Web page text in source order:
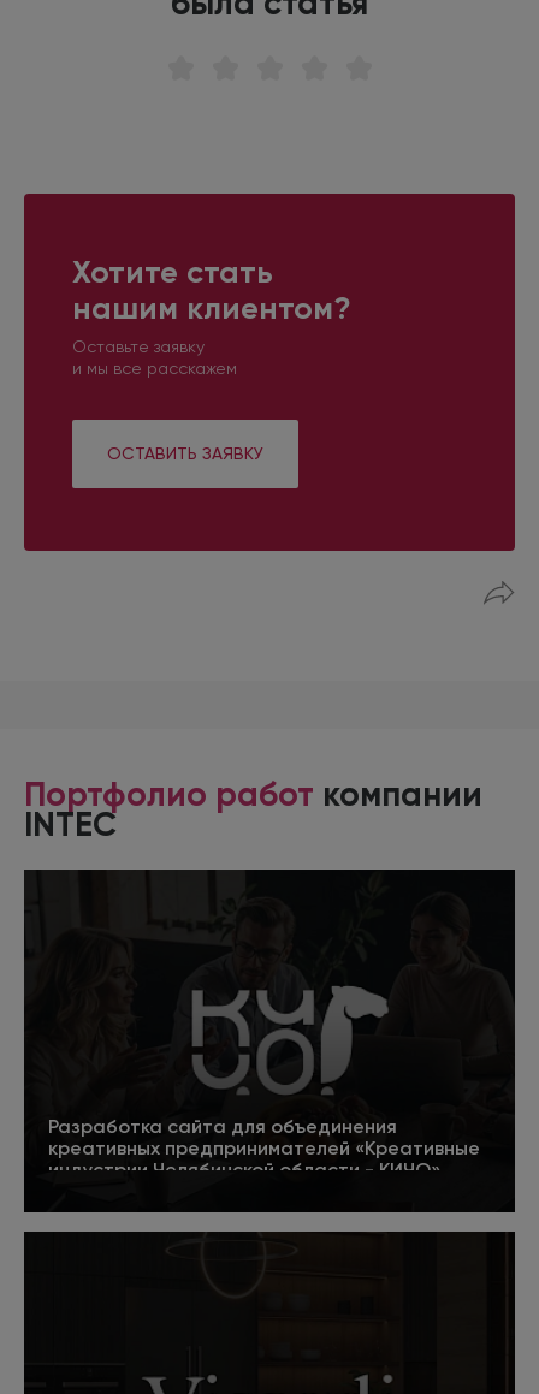
Хотите стать
нашим клиентом?
Оставьте заявку
и мы все расскажем
ОСТАВИТЬ ЗАЯВКУ
Портфолио работ компании
INTEC
Разработка сайта для объединения
креативных предпринимателей «Креативные
индустрии Челябинской области - КИЧО»
Подробнее 5